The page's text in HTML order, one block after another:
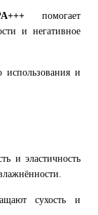
помогает
и негативное
использования и
и эластичность
сухость и